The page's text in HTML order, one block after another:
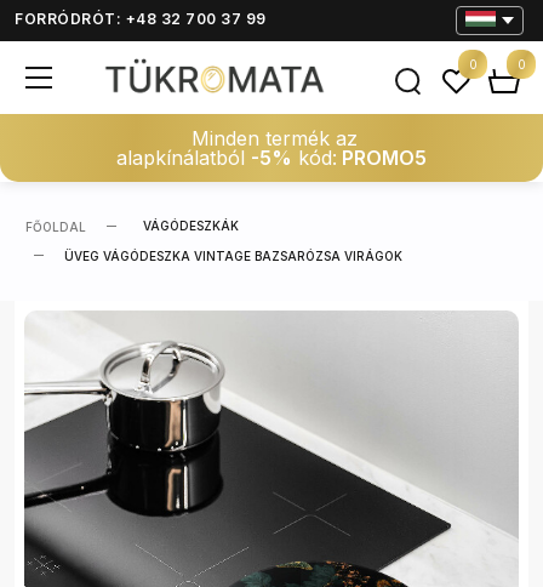
FORRÓDRÓT: +48 32 700 37 99
Minden termék az
alapkínálatból -5% kód: PROMO5
0 0
FŐOLDAL VÁGÓDESZKÁK
ÜVEG VÁGÓDESZKA VINTAGE BAZSARÓZSA VIRÁGOK